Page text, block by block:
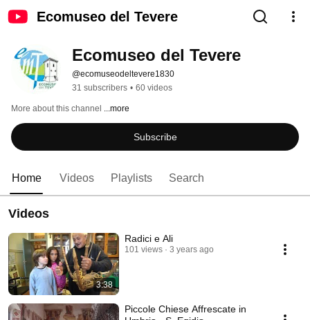
Ecomuseo del Tevere
Ecomuseo del Tevere
@ecomuseodeltevere1830
31 subscribers • 60 videos
More about this channel ...more
Subscribe
Home Videos Playlists Search
Videos
3:38
Radici e Ali
101 views 3 years ago
Piccole Chiese Affrescate in